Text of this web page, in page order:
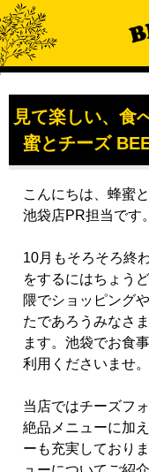
見て楽しい、食
蜜とチーズ
こんにちは、蜂蜜
池袋店PR担当です。
10月もそろそろ終
をするにはちょう
隈でショッピング
たであろうみなさ
ます。池袋でお食
利用くださいませ。
当店ではチーズフ
絶品メニューに加
ーも充実しており